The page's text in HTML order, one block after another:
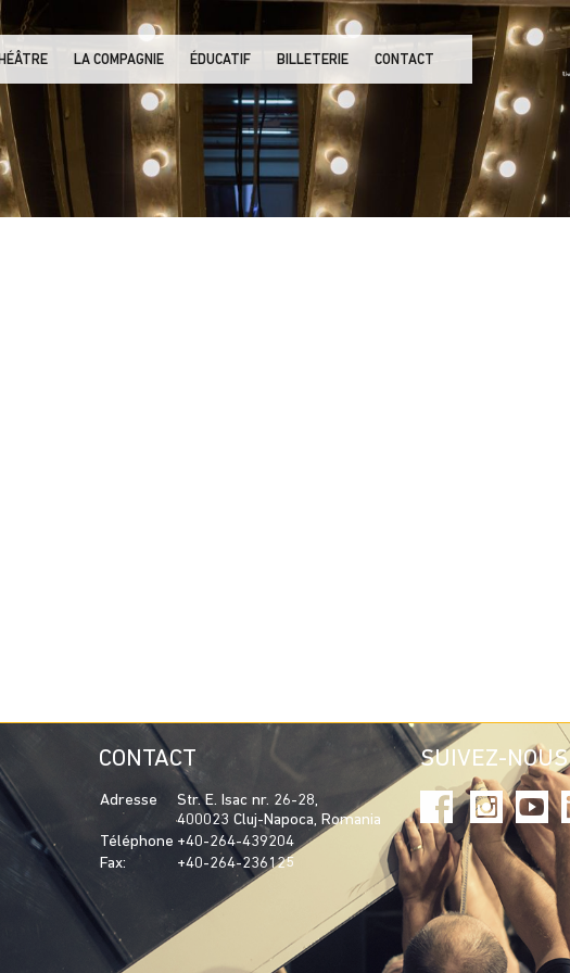
LA COMPAGNIE ÉDUCATIF BILLETERIE CONTACT
CONTACT
Adresse
Str. E. Isac nr. 26-28,
400023 Cluj-Napoca, Romania
Téléphone +40-264-439204
Fax:
+40-264-236125
SUIVEZ-NOUS